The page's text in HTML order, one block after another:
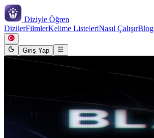
Diziyle Öğren
DizilerFilmlerKelime ListeleriNasıl ÇalışırBlog
Giriş Yap